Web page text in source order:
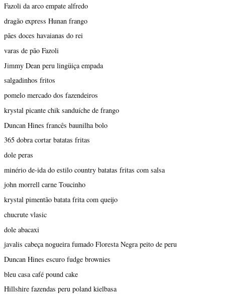
Fazoli da arco empate alfredo
dragão express Hunan frango
pães doces havaianas do rei
varas de pão Fazoli
Jimmy Dean peru lingüiça empada
salgadinhos fritos
pomelo mercado dos fazendeiros
krystal picante chik sanduíche de frango
Duncan Hines francês baunilha bolo
365 dobra cortar batatas fritas
dole peras
minério de-ida do estilo country batatas fritas com salsa
john morrell carne Toucinho
krystal pimentão batata frita com queijo
chucrute vlasic
dole abacaxi
javalis cabeça nogueira fumado Floresta Negra peito de peru
Duncan Hines escuro fudge brownies
bleu casa café pound cake
Hillshire fazendas peru poland kielbasa